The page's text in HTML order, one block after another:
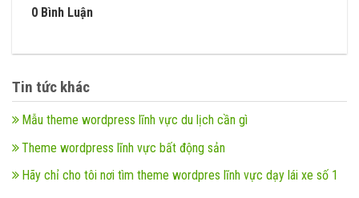
0 Bình Luận
Tin tức khác
Mẫu theme wordpress lĩnh vực du lịch cần gì
Theme wordpress lĩnh vực bất động sản
Hãy chỉ cho tôi nơi tìm theme wordpres lĩnh vực dạy lái xe số 1